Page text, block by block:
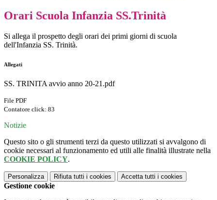
Orari Scuola Infanzia SS.Trinità
Si allega il prospetto degli orari dei primi giorni di scuola
dell'Infanzia SS. Trinità.
Allegati
SS. TRINITA avvio anno 20-21.pdf
File PDF
Contatore click: 83
Notizie
Questo sito o gli strumenti terzi da questo utilizzati si avvalgono di
cookie necessari al funzionamento ed utili alle finalità illustrate nella
COOKIE POLICY.
Personalizza Rifiuta tutti i cookies Accetta tutti i cookies
Gestione cookie